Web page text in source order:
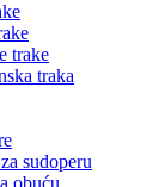
trake
traka
sudoperu
obuću